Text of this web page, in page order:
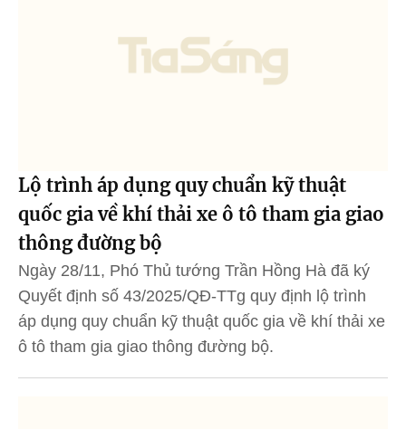
Lộ trình áp dụng quy chuẩn kỹ thuật
quốc gia về khí thải xe ô tô tham gia giao
thông đường bộ
Ngày 28/11, Phó Thủ tướng Trần Hồng Hà đã ký
Quyết định số 43/2025/QĐ-TTg quy định lộ trình
áp dụng quy chuẩn kỹ thuật quốc gia về khí thải xe
ô tô tham gia giao thông đường bộ.